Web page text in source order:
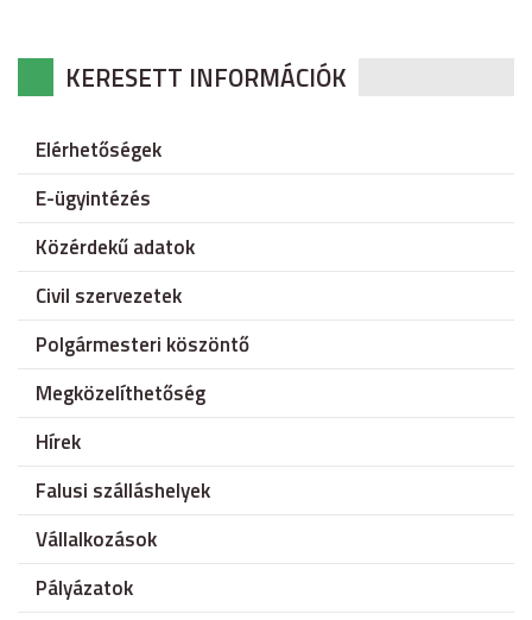
KERESETT INFORMÁCIÓK
Elérhetőségek
E-ügyintézés
Közérdekű adatok
Civil szervezetek
Polgármesteri köszöntő
Megközelíthetőség
Hírek
Falusi szálláshelyek
Vállalkozások
Pályázatok